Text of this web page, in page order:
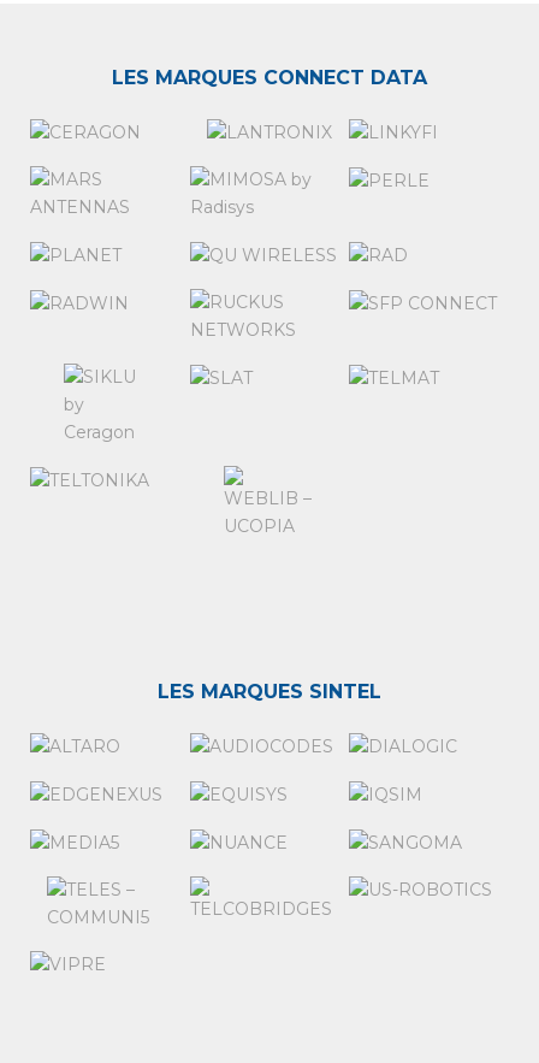
LES MARQUES CONNECT DATA
LES MARQUES SINTEL